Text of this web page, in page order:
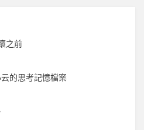
之前
的思考記憶檔案